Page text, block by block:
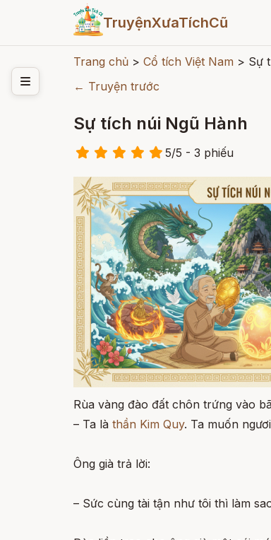
TruyệnXưaTíchCũ
Trang chủ > Cổ tích Việt Nam > Sự
← Truyện trước
Sự tích núi Ngũ Hành
5/5 - 3 phiếu
Rùa vàng đào đất chôn trứng vào
– Ta là thần Kim Quy. Ta muốn
Ông già trả lời:
– Sức cùng tài tận như tôi thì làm